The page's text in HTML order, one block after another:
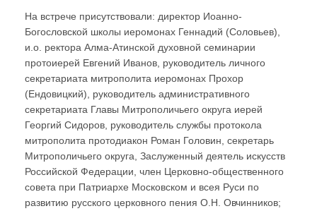
На встрече присутствовали: директор Иоанно-
Богословской школы иеромонах Геннадий (Соловьев),
и.о. ректора Алма-Атинской духовной семинарии
протоиерей Евгений Иванов, руководитель личного
секретариата митрополита иеромонах Прохор
(Ендовицкий), руководитель административного
секретариата Главы Митрополичьего округа иерей
Георгий Сидоров, руководитель службы протокола
митрополита протодиакон Роман Головин, секретарь
Митрополичьего округа, Заслуженный деятель искусств
Российской Федерации, член Церковно-общественного
совета при Патриархе Московском и всея Руси по
развитию русского церковного пения О.Н. Овчинников;